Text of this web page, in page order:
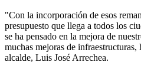
"Con la incorporación de esos
presupuesto que llega a todos los
se ha pensado en la mejora de
muchas mejoras de
alcalde, Luis José Arrechea.